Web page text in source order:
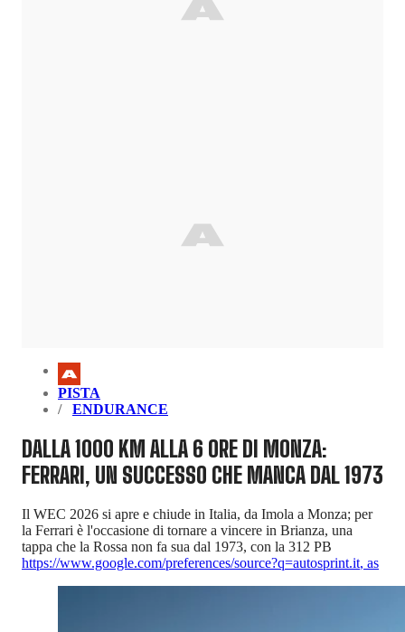
PISTA
ENDURANCE
DALLA 1000 KM ALLA 6 ORE DI MONZA:
FERRARI, UN SUCCESSO CHE MANCA DAL 1973
Il WEC 2026 si apre e chiude in Italia, da Imola a Monza; per
la Ferrari è l'occasione di tornare a vincere in Brianza, una
tappa che la Rossa non fa sua dal 1973, con la 312 PB
https://www.google.com/preferences/source?q=autosprint.it, as